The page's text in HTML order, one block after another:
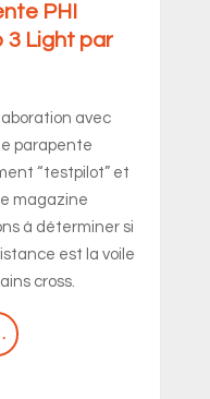
Tablette GPS
choisir ?
tablette pour le
un instrument de
interface
fonctionnalités
parapentistes.